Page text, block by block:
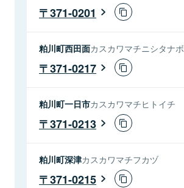
371-0201
粕川町西田面カスカワマチニシタナボ
371-0217
粕川町一日市カスカワマチヒトイチ
371-0213
粕川町深津カスカワマチフカヅ
371-0215